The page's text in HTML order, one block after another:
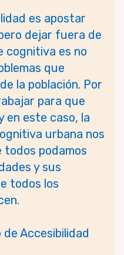
es apostar
dejar fuera de
cognitiva es no
que
la población. Por
para que
en este caso, la
urbana nos
todos podamos
y sus
todos los
de Accesibilidad